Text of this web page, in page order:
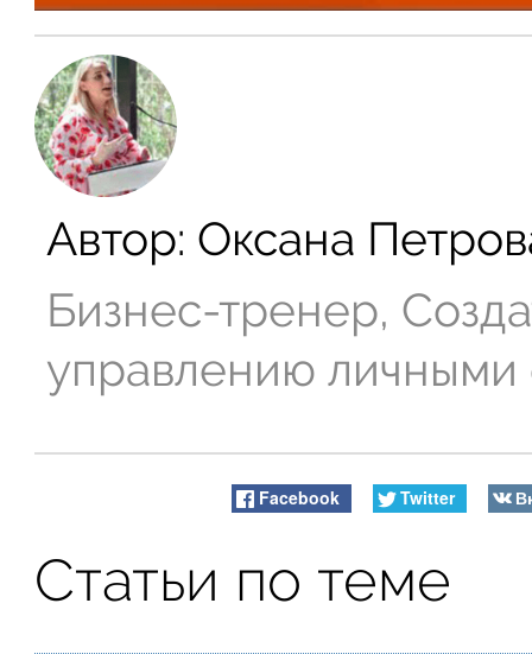
Автор: Оксана
Бизнес-тренер,
управлению
Facebook Twitter
Статьи по теме